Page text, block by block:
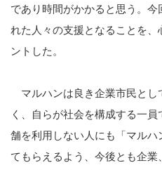
であり時間がかかると思う。
れた人々の支援となることを
ントした。
マルハンは良き企業市民とし
く、自らが社会を構成する一
舗を利用しない人にも「マル
てもらえるよう、今後とも企